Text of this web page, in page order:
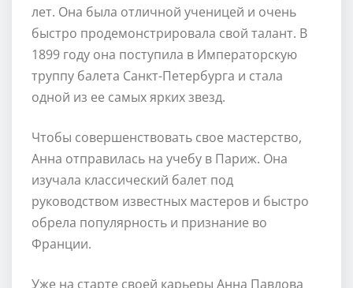
лет. Она была отличной ученицей и очень
быстро продемонстрировала свой талант. В
1899 году она поступила в Императорскую
труппу балета Санкт-Петербурга и стала
одной из ее самых ярких звезд.
Чтобы совершенствовать свое мастерство,
Анна отправилась на учебу в Париж. Она
изучала классический балет под
руководством известных мастеров и быстро
обрела популярность и признание во
Франции.
Уже на старте своей карьеры Анна Павлова